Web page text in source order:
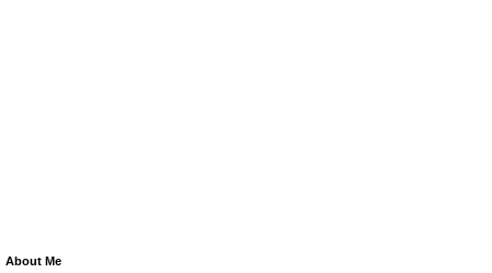
About Me